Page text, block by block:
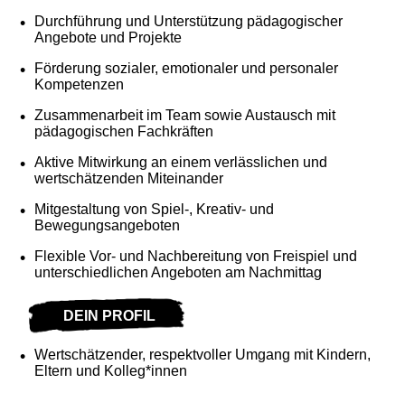
Durchführung und Unterstützung pädagogischer
Angebote und Projekte
Förderung sozialer, emotionaler und personaler
Kompetenzen
Zusammenarbeit im Team sowie Austausch mit
pädagogischen Fachkräften
Aktive Mitwirkung an einem verlässlichen und
wertschätzenden Miteinander
Mitgestaltung von Spiel-, Kreativ- und
Bewegungsangeboten
Flexible Vor- und Nachbereitung von Freispiel und
unterschiedlichen Angeboten am Nachmittag
DEIN PROFIL
Wertschätzender, respektvoller Umgang mit Kindern,
Eltern und Kolleg*innen